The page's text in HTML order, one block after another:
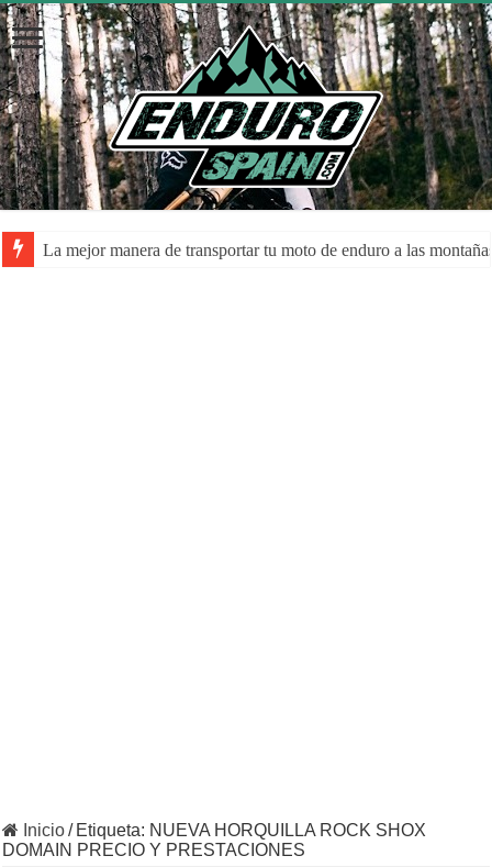
La mejor manera de transportar tu moto de enduro a las
Inicio/ Etiqueta: NUEVA HORQUILLA ROCK SHOX
DOMAIN PRECIO Y PRESTACIONES